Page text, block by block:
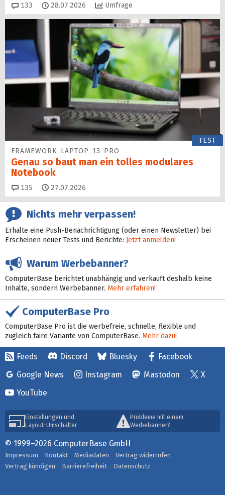
133 Kommentare
28.07.2026 Umfrage
TEST
FRAMEWORK LAPTOP 13 PRO
Genau so baut man ein tolles modulares
Notebook
135 Kommentare
27.07.2026
Nichts mehr verpassen!
Erhalte eine Push-Benachrichtigung (oder einen Newsletter) bei
Erscheinen neuer Tests und Berichte: Jetzt anmelden!
Warum Werbebanner?
ComputerBase berichtet unabhängig und verkauft deshalb keine
Inhalte, sondern Werbebanner. Mehr erfahren!
ComputerBase Pro
ComputerBase Pro ist die werbefreie, schnelle, flexible und
zugleich faire Variante von ComputerBase. Mehr dazu!
Feeds Discord Bluesky
Facebook
Google News
Instagram Mastodon
X
YouTube
Einstellungen und
Layout-Umschalter
Probleme mit einem
Werbebanner?
© 1999–2026 ComputerBase GmbH
Impressum Kontakt Mediadaten
Vertrag widerrufen
Vertrag kündigen
Barrierefreiheit Datenschutz